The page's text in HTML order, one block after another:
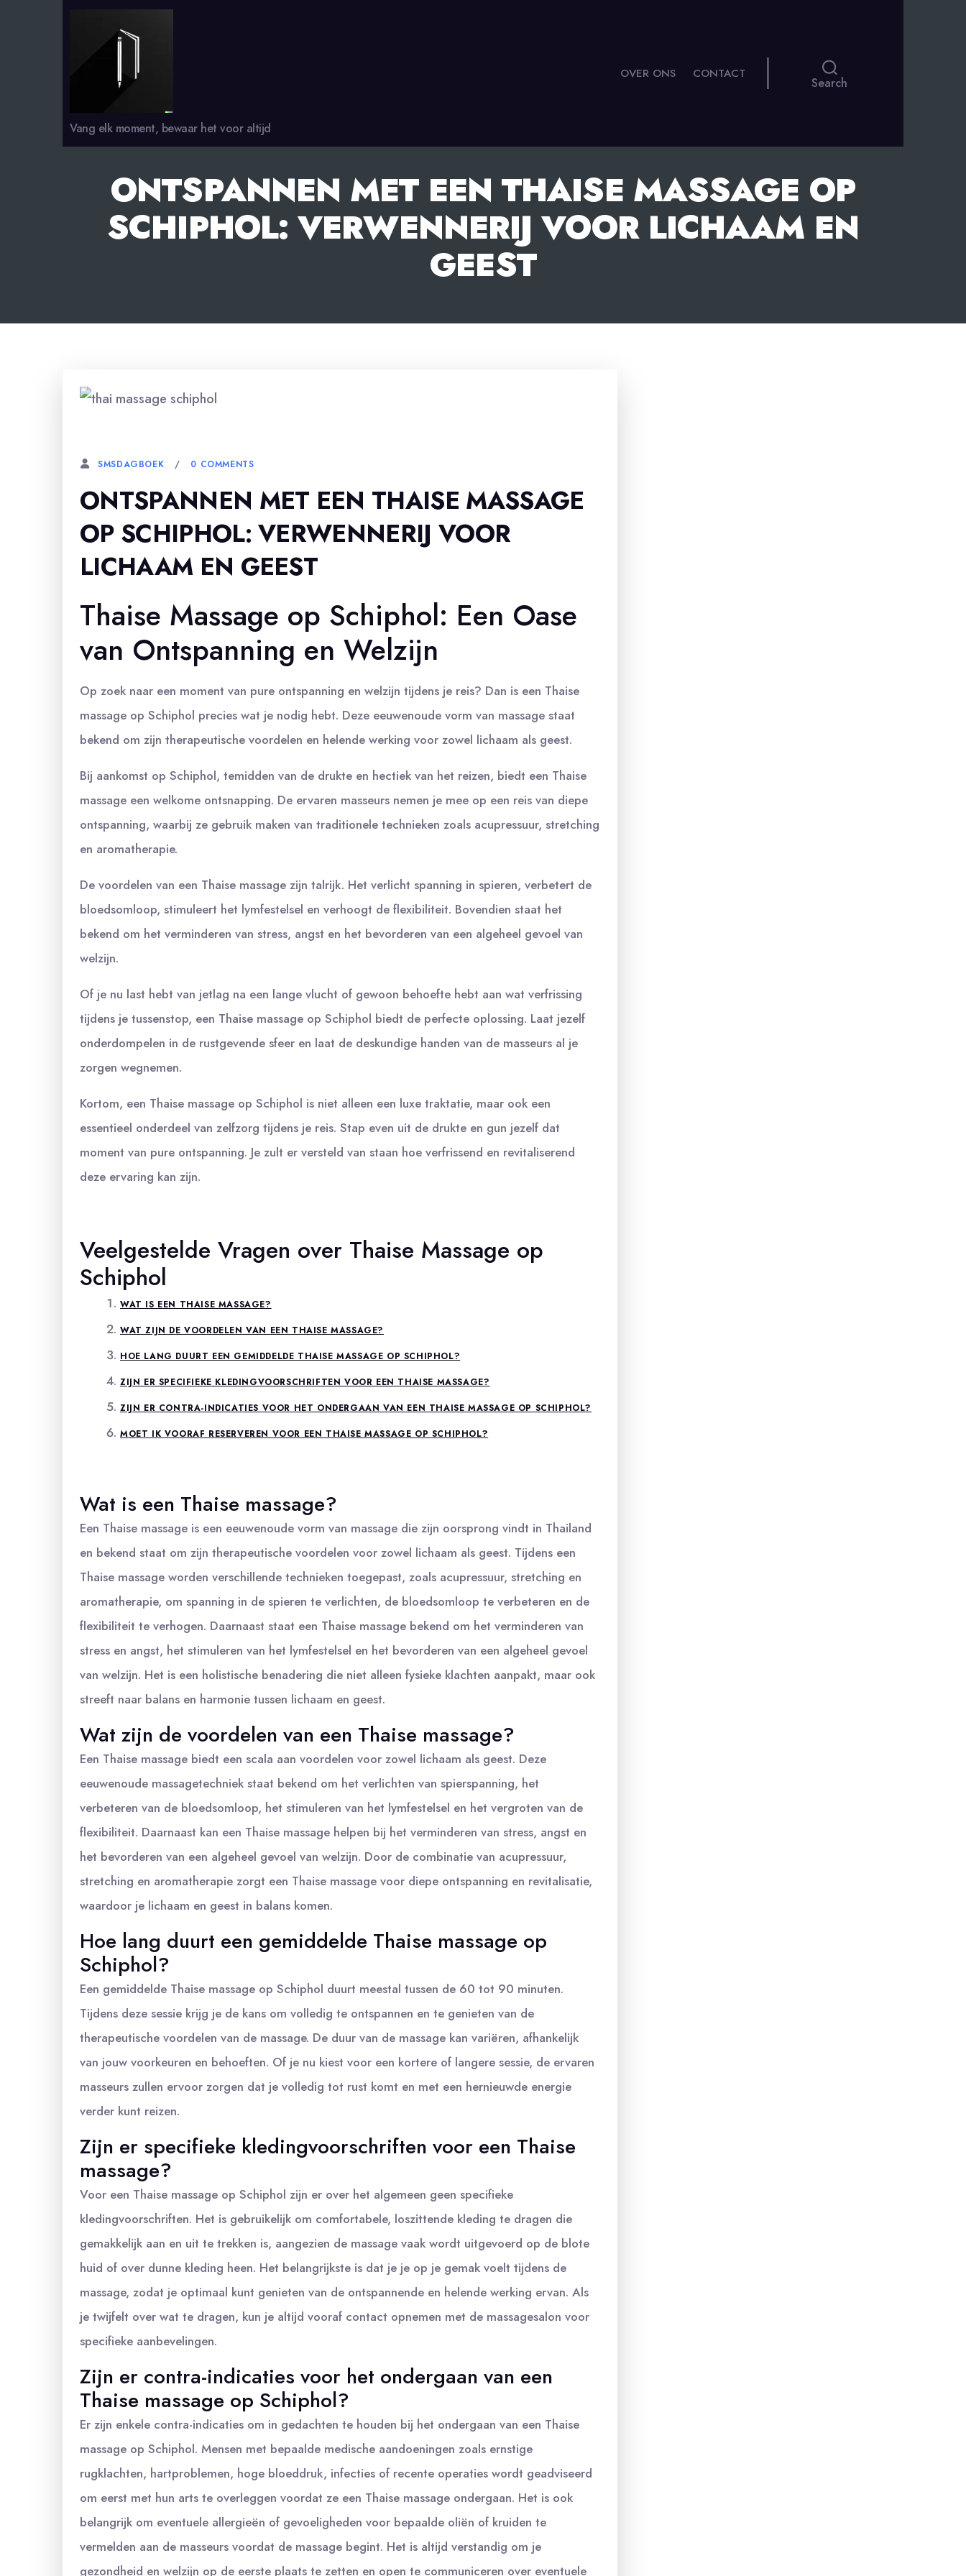
Vang elk moment, bewaar het voor altijd
OVER ONS CONTACT
Search
ONTSPANNEN MET EEN THAISE MASSAGE OP
SCHIPHOL: VERWENNERIJ VOOR LICHAAM EN
GEEST
SMSDAGBOEK 0 COMMENTS
ONTSPANNEN MET EEN THAISE MASSAGE
OP SCHIPHOL: VERWENNERIJ VOOR
LICHAAM EN GEEST
Thaise Massage op Schiphol: Een Oase
van Ontspanning en Welzijn
Op zoek naar een moment van pure ontspanning en welzijn tijdens je reis? Dan is een Thaise
massage op Schiphol precies wat je nodig hebt. Deze eeuwenoude vorm van massage staat
bekend om zijn therapeutische voordelen en helende werking voor zowel lichaam als geest.
Bij aankomst op Schiphol, temidden van de drukte en hectiek van het reizen, biedt een Thaise
massage een welkome ontsnapping. De ervaren masseurs nemen je mee op een reis van diepe
ontspanning, waarbij ze gebruik maken van traditionele technieken zoals acupressuur, stretching
en aromatherapie.
De voordelen van een Thaise massage zijn talrijk. Het verlicht spanning in spieren, verbetert de
bloedsomloop, stimuleert het lymfestelsel en verhoogt de flexibiliteit. Bovendien staat het
bekend om het verminderen van stress, angst en het bevorderen van een algeheel gevoel van
welzijn.
Of je nu last hebt van jetlag na een lange vlucht of gewoon behoefte hebt aan wat verfrissing
tijdens je tussenstop, een Thaise massage op Schiphol biedt de perfecte oplossing. Laat jezelf
onderdompelen in de rustgevende sfeer en laat de deskundige handen van de masseurs al je
zorgen wegnemen.
Kortom, een Thaise massage op Schiphol is niet alleen een luxe traktatie, maar ook een
essentieel onderdeel van zelfzorg tijdens je reis. Stap even uit de drukte en gun jezelf dat
moment van pure ontspanning. Je zult er versteld van staan hoe verfrissend en revitaliserend
deze ervaring kan zijn.
Veelgestelde Vragen over Thaise Massage op
Schiphol
WAT IS EEN THAISE MASSAGE?
WAT ZIJN DE VOORDELEN VAN EEN THAISE MASSAGE?
HOE LANG DUURT EEN GEMIDDELDE THAISE MASSAGE OP SCHIPHOL?
ZIJN ER SPECIFIEKE KLEDINGVOORSCHRIFTEN VOOR EEN THAISE MASSAGE?
ZIJN ER CONTRA-INDICATIES VOOR HET ONDERGAAN VAN EEN THAISE MASSAGE OP SCHIPHOL?
MOET IK VOORAF RESERVEREN VOOR EEN THAISE MASSAGE OP SCHIPHOL?
Wat is een Thaise massage?
Een Thaise massage is een eeuwenoude vorm van massage die zijn oorsprong vindt in Thailand
en bekend staat om zijn therapeutische voordelen voor zowel lichaam als geest. Tijdens een
Thaise massage worden verschillende technieken toegepast, zoals acupressuur, stretching en
aromatherapie, om spanning in de spieren te verlichten, de bloedsomloop te verbeteren en de
flexibiliteit te verhogen. Daarnaast staat een Thaise massage bekend om het verminderen van
stress en angst, het stimuleren van het lymfestelsel en het bevorderen van een algeheel gevoel
van welzijn. Het is een holistische benadering die niet alleen fysieke klachten aanpakt, maar ook
streeft naar balans en harmonie tussen lichaam en geest.
Wat zijn de voordelen van een Thaise massage?
Een Thaise massage biedt een scala aan voordelen voor zowel lichaam als geest. Deze
eeuwenoude massagetechniek staat bekend om het verlichten van spierspanning, het
verbeteren van de bloedsomloop, het stimuleren van het lymfestelsel en het vergroten van de
flexibiliteit. Daarnaast kan een Thaise massage helpen bij het verminderen van stress, angst en
het bevorderen van een algeheel gevoel van welzijn. Door de combinatie van acupressuur,
stretching en aromatherapie zorgt een Thaise massage voor diepe ontspanning en revitalisatie,
waardoor je lichaam en geest in balans komen.
Hoe lang duurt een gemiddelde Thaise massage op
Schiphol?
Een gemiddelde Thaise massage op Schiphol duurt meestal tussen de 60 tot 90 minuten.
Tijdens deze sessie krijg je de kans om volledig te ontspannen en te genieten van de
therapeutische voordelen van de massage. De duur van de massage kan variëren, afhankelijk
van jouw voorkeuren en behoeften. Of je nu kiest voor een kortere of langere sessie, de ervaren
masseurs zullen ervoor zorgen dat je volledig tot rust komt en met een hernieuwde energie
verder kunt reizen.
Zijn er specifieke kledingvoorschriften voor een Thaise
massage?
Voor een Thaise massage op Schiphol zijn er over het algemeen geen specifieke
kledingvoorschriften. Het is gebruikelijk om comfortabele, loszittende kleding te dragen die
gemakkelijk aan en uit te trekken is, aangezien de massage vaak wordt uitgevoerd op de blote
huid of over dunne kleding heen. Het belangrijkste is dat je je op je gemak voelt tijdens de
massage, zodat je optimaal kunt genieten van de ontspannende en helende werking ervan. Als
je twijfelt over wat te dragen, kun je altijd vooraf contact opnemen met de massagesalon voor
specifieke aanbevelingen.
Zijn er contra-indicaties voor het ondergaan van een
Thaise massage op Schiphol?
Er zijn enkele contra-indicaties om in gedachten te houden bij het ondergaan van een Thaise
massage op Schiphol. Mensen met bepaalde medische aandoeningen zoals ernstige
rugklachten, hartproblemen, hoge bloeddruk, infecties of recente operaties wordt geadviseerd
om eerst met hun arts te overleggen voordat ze een Thaise massage ondergaan. Het is ook
belangrijk om eventuele allergieën of gevoeligheden voor bepaalde oliën of kruiden te
vermelden aan de masseurs voordat de massage begint. Het is altijd verstandig om je
gezondheid en welzijn op de eerste plaats te zetten en open te communiceren over eventuele